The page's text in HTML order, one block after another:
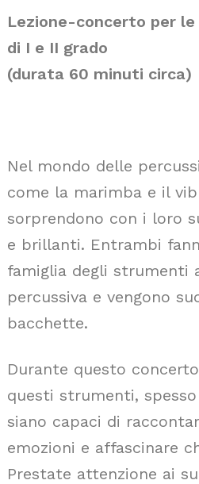
Lezione-concerto per le
di I e II grado
(durata 60 minuti circa)
Nel mondo delle
come la marimba e il
sorprendono con i loro
e brillanti. Entrambi
famiglia degli strumenti
percussiva e vengono
bacchette.
Durante questo
questi strumenti,
siano capaci di
emozioni e affascinare
Prestate attenzione ai